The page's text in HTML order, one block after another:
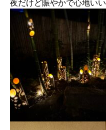
夜だけど賑やかで心地いい